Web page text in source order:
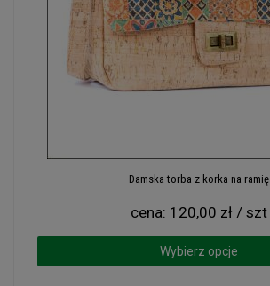
Damska torba z korka na ramię
cena: 120,00 zł / szt
Wybierz opcje